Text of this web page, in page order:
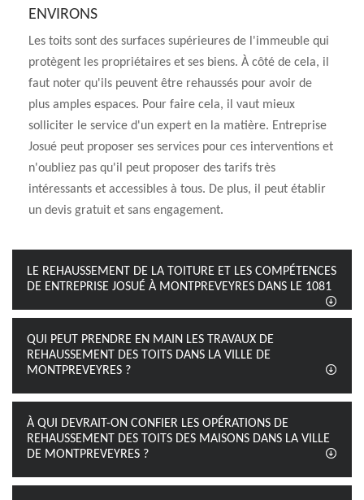
ENVIRONS
Les toits sont des surfaces supérieures de l'immeuble qui
protègent les propriétaires et ses biens. À côté de cela, il
faut noter qu'ils peuvent être rehaussés pour avoir de
plus amples espaces. Pour faire cela, il vaut mieux
solliciter le service d'un expert en la matière. Entreprise
Josué peut proposer ses services pour ces interventions et
n'oubliez pas qu'il peut proposer des tarifs très
intéressants et accessibles à tous. De plus, il peut établir
un devis gratuit et sans engagement.
LE REHAUSSEMENT DE LA TOITURE ET LES COMPÉTENCES
DE ENTREPRISE JOSUÉ À MONTPREVEYRES DANS LE 1081
QUI PEUT PRENDRE EN MAIN LES TRAVAUX DE
REHAUSSEMENT DES TOITS DANS LA VILLE DE
MONTPREVEYRES ?
À QUI DEVRAIT-ON CONFIER LES OPÉRATIONS DE
REHAUSSEMENT DES TOITS DES MAISONS DANS LA VILLE
DE MONTPREVEYRES ?